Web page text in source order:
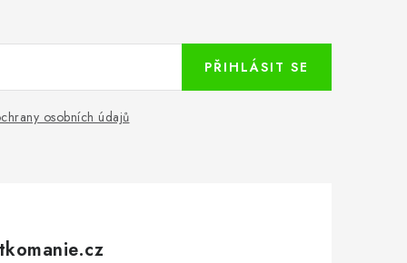
osobních údajů
PŘIHLÁSIT SE